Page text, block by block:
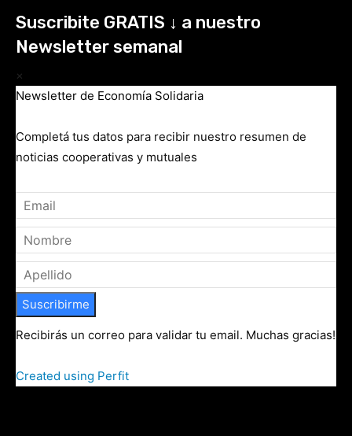
Suscribite GRATIS ↓ a nuestro
Newsletter semanal
×
Newsletter de Economía Solidaria
Completá tus datos para recibir nuestro resumen de
noticias cooperativas y mutuales
Suscribirme
Recibirás un correo para validar tu email. Muchas gracias!
Created using Perfit